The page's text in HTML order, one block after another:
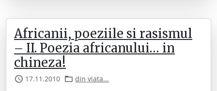
Africanii, poeziile si rasismul
– II. Poezia africanului… in
chineza!
17.11.2010 din viata...